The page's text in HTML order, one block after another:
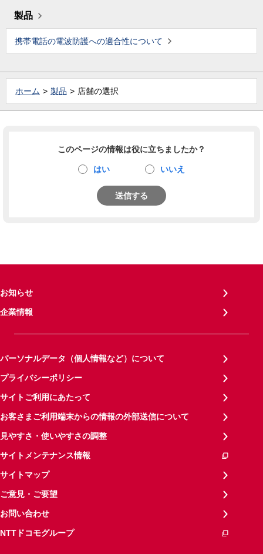
製品
携帯電話の電波防護への適合性について
ホーム 製品 店舗の選択
このページの情報は役に立ちましたか？
はい いいえ
送信する
お知らせ
企業情報
パーソナルデータ（個人情報など）について
プライバシーポリシー
サイトご利用にあたって
お客さまご利用端末からの情報の外部送信について
見やすさ・使いやすさの調整
サイトメンテナンス情報
サイトマップ
ご意見・ご要望
お問い合わせ
NTTドコモグループ